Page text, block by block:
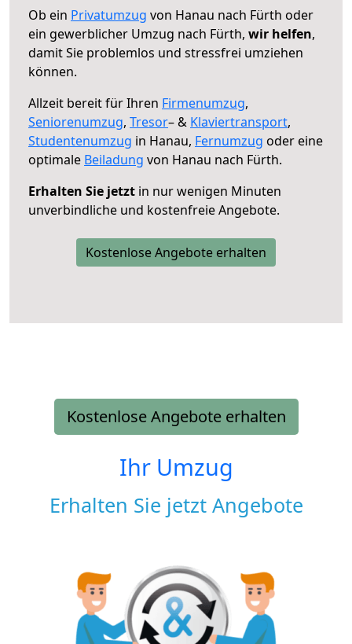
Ob ein Privatumzug von Hanau nach Fürth oder
ein gewerblicher Umzug nach Fürth, wir helfen,
damit Sie problemlos und stressfrei umziehen
können.
Allzeit bereit für Ihren Firmenumzug,
Seniorenumzug, Tresor– & Klaviertransport,
Studentenumzug in Hanau, Fernumzug oder eine
optimale Beiladung von Hanau nach Fürth.
Erhalten Sie jetzt in nur wenigen Minuten
unverbindliche und kostenfreie Angebote.
Kostenlose Angebote erhalten
Kostenlose Angebote erhalten
Ihr Umzug
Erhalten Sie jetzt Angebote